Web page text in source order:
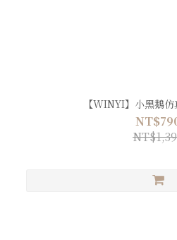
【WINYI】小黑鵝